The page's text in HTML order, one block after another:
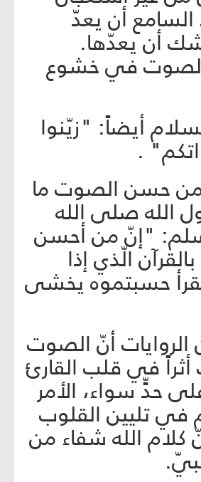
السامع أن يعدّ
أن يعدّها.
في خشوع
أيضاً: "زيّنوا
.
حسن الصوت ما
الله صلى الله
"إنّ من أحسن
الّذي إذا
حسبتموه يخشى
أنّ الصوت
في قلب القارئ
حدٍّ سواء، الأمر
في تليين القلوب
كلام الله شفاء من